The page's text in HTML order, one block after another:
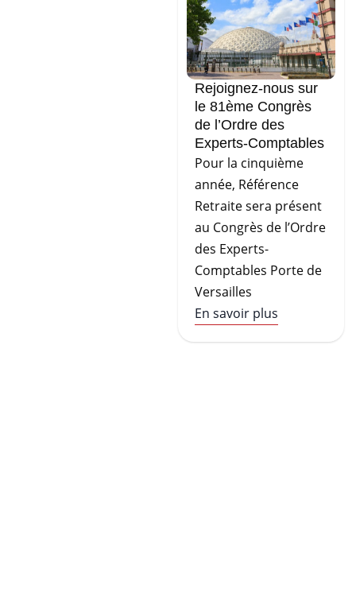
Rejoignez-nous sur
le 81ème Congrès
de l’Ordre des
Experts-Comptables
Pour la cinquième
année, Référence
Retraite sera présent
au Congrès de l’Ordre
des Experts-
Comptables Porte de
Versailles
En savoir plus